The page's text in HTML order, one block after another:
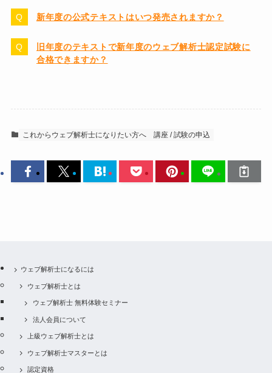
新年度の公式テキストはいつ発売されますか？
旧年度のテキストで新年度のウェブ解析士認定試験に
合格できますか？
これからウェブ解析士になりたい方へ 講座 / 試験の申込
ウェブ解析士になるには
ウェブ解析士とは
ウェブ解析士 無料体験セミナー
法人会員について
上級ウェブ解析士とは
ウェブ解析士マスターとは
認定資格